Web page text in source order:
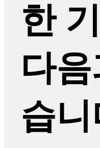
한
다
습니